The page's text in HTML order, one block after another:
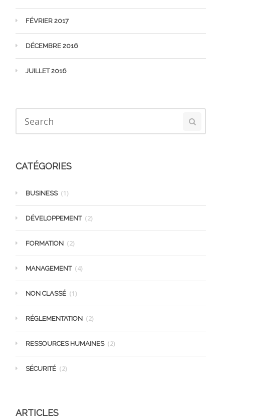
FÉVRIER 2017
DÉCEMBRE 2016
JUILLET 2016
CATÉGORIES
BUSINESS (1)
DÉVELOPPEMENT (2)
FORMATION (2)
MANAGEMENT (4)
NON CLASSÉ (1)
RÉGLEMENTATION (2)
RESSOURCES HUMAINES (2)
SÉCURITÉ (2)
ARTICLES